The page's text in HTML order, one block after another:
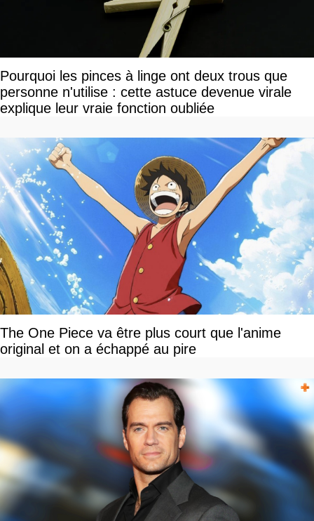
Pourquoi les pinces à linge ont deux trous que
personne n'utilise : cette astuce devenue virale
explique leur vraie fonction oubliée
The One Piece va être plus court que l'anime
original et on a échappé au pire